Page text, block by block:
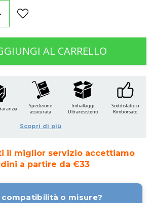
AL CARRELLO
il miglior servizio accettiamo
a partire da €33
compatibilità o misure?
Spedizione
assicurata
Imballaggi
Ultraresistenti
Soddisfatto o
Rimborsato
Scopri di più